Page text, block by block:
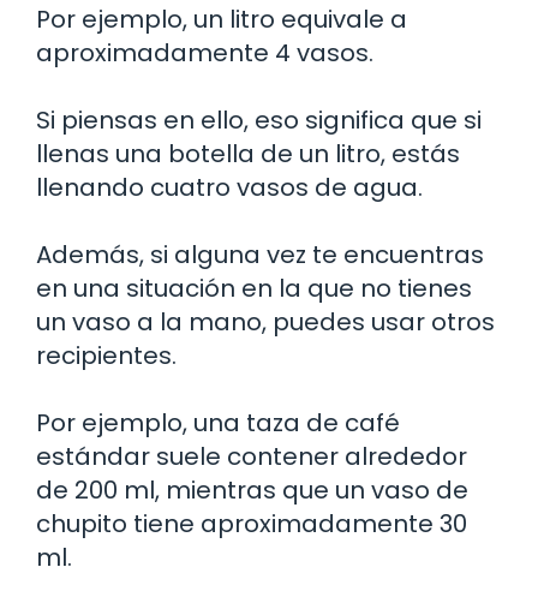
Por ejemplo, un litro equivale a
aproximadamente 4 vasos.
Si piensas en ello, eso significa que si
llenas una botella de un litro, estás
llenando cuatro vasos de agua.
Además, si alguna vez te encuentras
en una situación en la que no tienes
un vaso a la mano, puedes usar otros
recipientes.
Por ejemplo, una taza de café
estándar suele contener alrededor
de 200 ml, mientras que un vaso de
chupito tiene aproximadamente 30
ml.